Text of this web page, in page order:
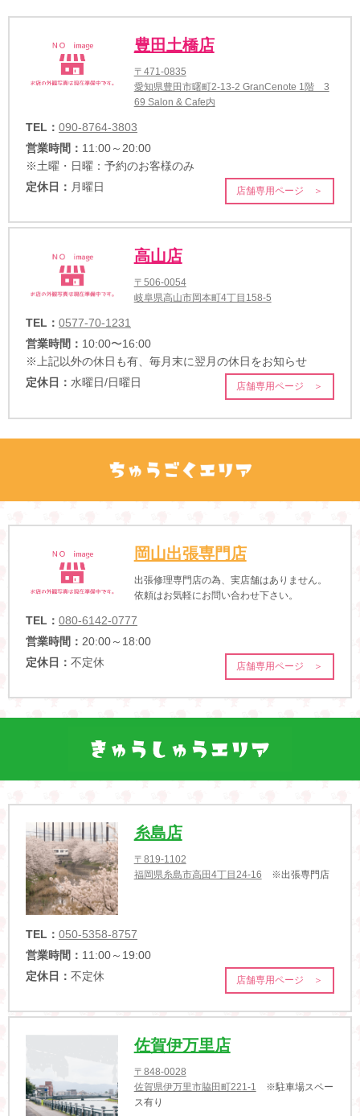
豊田土橋店
〒471-0835
愛知県豊田市曙町2-13-2 GranCenote 1階 3
69 Salon & Cafe内
TEL： 090-8764-3803
営業時間： 11:00～20:00
※土曜・日曜：予約のお客様のみ
定休日： 月曜日 店舗専用ページ ＞
高山店
〒506-0054
岐阜県高山市岡本町4丁目158-5
TEL： 0577-70-1231
営業時間： 10:00〜16:00
※上記以外の休日も有、毎月末に翌月の休日をお知らせ
定休日： 水曜日/日曜日 店舗専用ページ ＞
岡山出張専門店
出張修理専門店の為、実店舗はありません。
依頼はお気軽にお問い合わせ下さい。
TEL： 080-6142-0777
営業時間： 20:00～18:00
定休日： 不定休 店舗専用ページ ＞
糸島店
〒819-1102
福岡県糸島市高田4丁目24-16 ※出張専門店
TEL： 050-5358-8757
営業時間： 11:00～19:00
定休日： 不定休 店舗専用ページ ＞
佐賀伊万里店
〒848-0028
佐賀県伊万里市脇田町221-1 ※駐車場スペー
ス有り